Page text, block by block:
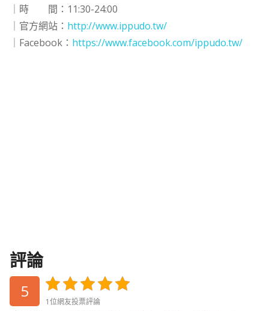
｜時 間：11:30-24:00
｜官方網站： http://www.ippudo.tw/
｜Facebook： https://www.facebook.com/ippudo.tw/
評論
5
1位網友投票評論